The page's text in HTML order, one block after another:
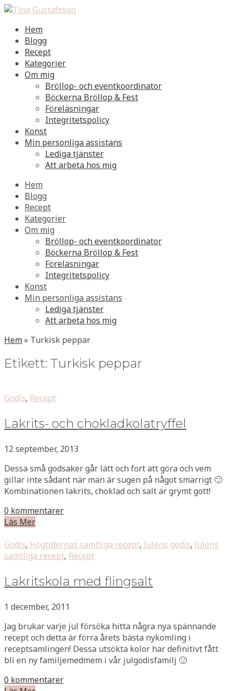
Hem
Blogg
Recept
Kategorier
Om mig
Bröllop- och eventkoordinator
Böckerna Bröllop & Fest
Föreläsningar
Integritetspolicy
Konst
Min personliga assistans
Lediga tjänster
Att arbeta hos mig
Hem
Blogg
Recept
Kategorier
Om mig
Bröllop- och eventkoordinator
Böckerna Bröllop & Fest
Föreläsningar
Integritetspolicy
Konst
Min personliga assistans
Lediga tjänster
Att arbeta hos mig
Hem» Turkisk peppar
Etikett: Turkisk peppar
Godis, Recept
Lakrits- och chokladkolatryffel
12 september, 2013
Dessa små godsaker går lätt och fort att göra och vem
gillar inte sådant när man är sugen på något smarrigt 🙂
Kombinationen lakrits, choklad och salt är grymt gott!
0 kommentarer
Läs Mer
Godis, Högtidernas samtliga recept, Julens godis, Julens
samtliga recept, Recept
Lakritskola med flingsalt
1 december, 2011
Jag brukar varje jul försöka hitta några nya spännande
recept och detta är förra årets bästa nykomling i
receptsamlingen! Dessa utsökta kolor har definitivt fått
bli en ny familjemedmem i vår julgodisfamilj 🙂
0 kommentarer